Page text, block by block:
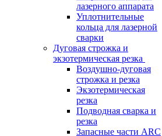
лазерного аппарата
Уплотнительные
кольца для лазерной
сварки
Дуговая строжка и
экзотермическая резка
Воздушно-дуговая
строжка и резка
Экзотермическая
резка
Подводная сварка и
резка
Запасные части ARC